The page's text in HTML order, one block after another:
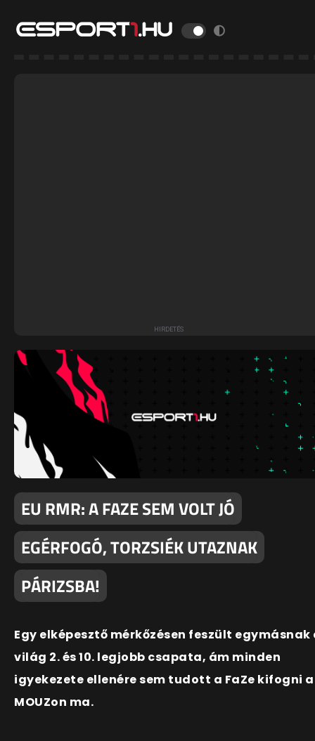
EU RMR: A FAZE SEM VOLT JÓ
EGÉRFOGÓ, TORZSIÉK UTAZNAK
PÁRIZSBA!
Egy elképesztő mérkőzésen feszült egymásnak
világ 2. és 10. legjobb csapata, ám minden
igyekezete ellenére sem tudott a FaZe kifogni a
MOUZon ma.